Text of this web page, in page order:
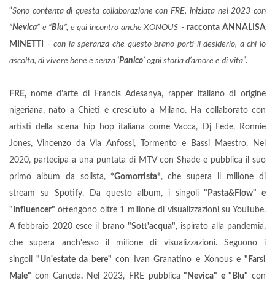
“Sono contenta di questa collaborazione con FRE, iniziata nel 2023 con
“Nevica” e “Blu”, e qui incontro anche XONOUS -racconta ANNALISA
MINETTI
-con la speranza che questo brano porti il desiderio, a chi lo
ascolta, di vivere bene e senza ‘Panico’ ogni storia d’amore e di vita”.
FRE, nome d'arte di Francis Adesanya, rapper italiano di origine
nigeriana, nato a Chieti e cresciuto a Milano. Ha collaborato con
artisti della scena hip hop italiana come Vacca, Dj Fede, Ronnie
Jones, Vincenzo da Via Anfossi, Tormento e Bassi Maestro. Nel
2020, partecipa a una puntata di MTV con Shade e pubblica il suo
primo album da solista,*Gomorrista*, che supera il milione di
stream su Spotify. Da questo album, i singoli "Pasta&Flow" e
"Influencer" ottengono oltre 1 milione di visualizzazioni su YouTube.
A febbraio 2020 esce il brano "Sott'acqua", ispirato alla pandemia,
che supera anch'esso il milione di visualizzazioni. Seguono i
singoli "Un'estate da bere" con Ivan Granatino e Xonous e "Farsi
Male" con Caneda. Nel 2023, FRE pubblica "Nevica" e "Blu"con